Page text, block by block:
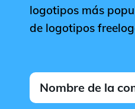
logotipos más
de logotipos